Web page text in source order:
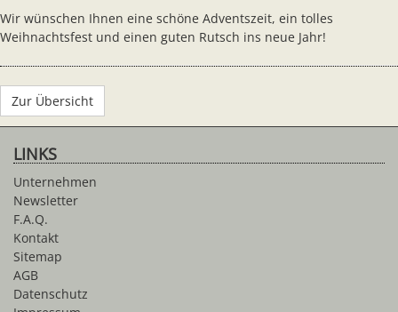
Wir wünschen Ihnen eine schöne Adventszeit, ein tolles
Weihnachtsfest und einen guten Rutsch ins neue Jahr!
Zur Übersicht
LINKS
Unternehmen
Newsletter
F.A.Q.
Kontakt
Sitemap
AGB
Datenschutz